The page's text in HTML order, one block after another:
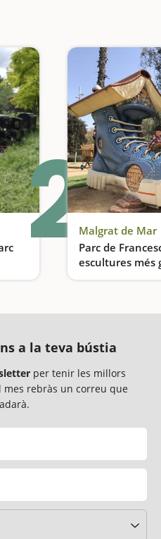
Una activitat ideal per fer amb nens a prop de Barcelona
2Malgrat de Mar
Parc de
escultures més
Un parc on tot
a la teva bústia
per tenir les millors
mes rebràs un correu que